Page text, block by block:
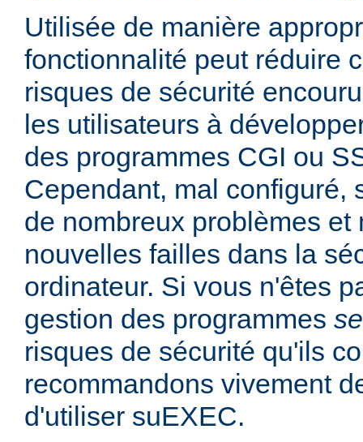
Utilisée de manière
fonctionnalité peut réduire
risques de sécurité
les utilisateurs à
des programmes CGI ou
Cependant, mal configuré,
de nombreux problèmes et
nouvelles failles dans la
ordinateur. Si vous n'êtes
gestion des programmes
risques de sécurité qu'ils
recommandons vivement
d'utiliser suEXEC.